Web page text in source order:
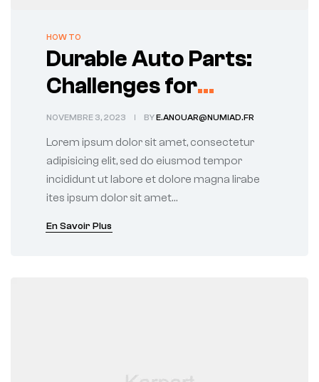
HOW TO
Durable Auto Parts:
Challenges for
Manufacturers and
Users
NOVEMBRE 3, 2023 BYE.ANOUAR@NUMIAD.FR
Lorem ipsum dolor sit amet, consectetur
adipisicing elit, sed do eiusmod tempor
incididunt ut labore et dolore magna lirabe
ites ipsum dolor sit amet…
En Savoir Plus